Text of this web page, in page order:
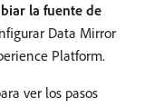
la fuente de
Data Mirror
Platform.
ver los pasos